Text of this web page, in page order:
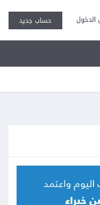
حساب جديد